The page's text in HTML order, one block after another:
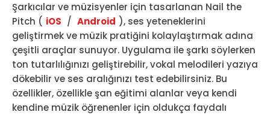
Şarkıcılar ve müzisyenler için tasarlanan Nail the
Pitch ( iOS / Android ), ses yeteneklerini
geliştirmek ve müzik pratiğini kolaylaştırmak adına
çeşitli araçlar sunuyor. Uygulama ile şarkı söylerken
ton tutarlılığınızı geliştirebilir, vokal melodileri yazıya
dökebilir ve ses aralığınızı test edebilirsiniz. Bu
özellikler, özellikle şan eğitimi alanlar veya kendi
kendine müzik öğrenenler için oldukça faydalı